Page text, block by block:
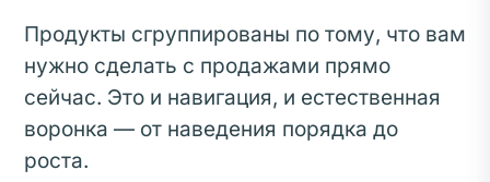
Продукты сгруппированы по тому, что вам
нужно сделать с продажами прямо
сейчас. Это и навигация, и естественная
воронка — от наведения порядка до
роста.